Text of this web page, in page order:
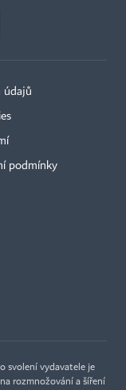
údajů
podmínky
svolení vydavatele je
rozmnožování a šíření